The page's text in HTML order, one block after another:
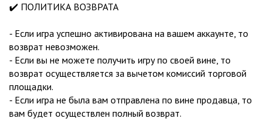
✔️ ПОЛИТИКА ВОЗВРАТА
- Если игра успешно активирована на вашем аккаунте, то
возврат невозможен.
- Если вы не можете получить игру по своей вине, то
возврат осуществляется за вычетом комиссий торговой
площадки.
- Если игра не была вам отправлена по вине продавца, то
вам будет осуществлен полный возврат.